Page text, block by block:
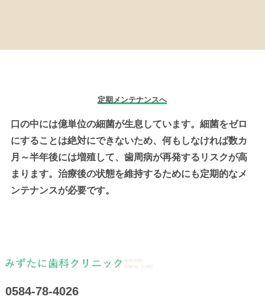
定期メンテナンスへ
口の中には億単位の細菌が生息しています。細菌をゼロ
にすることは絶対にできないため、何もしなければ数カ
月～半年後には増殖して、歯周病が再発するリスクが高
まります。治療後の状態を維持するためにも定期的なメ
ンテナンスが必要です。
0584-78-4026